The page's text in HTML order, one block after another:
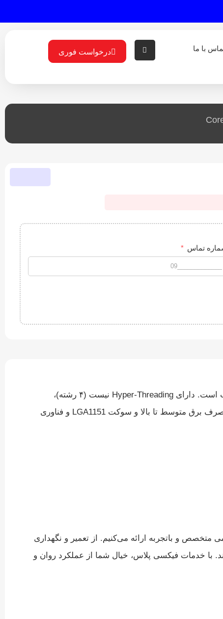
با ما درخواست فوری
تماس
Intel Core i5-6600 یک پردازنده چهار هسته‌ای از نسل Skylake است که برای کامپیوترهای دسکتاپ میانه تا قدرتمند مناسب است. دارای Hyper-Threading نیست (۴ رشته)،
فرکانس‌های بالاتر با Turbo Boost، و گرافیک مجتمع Intel HD Graphics 530/Intel HD 530 به depend می‌شود. معمولاً با مصرف برق متوسط تا بالا و سوکت LGA1151 و فناوری
متخصص و باتجربه ارائه می‌کنیم. از تعمیر و نگهداری
با خدمات فیکسی پلاس، خیال شما از عملکرد روان و